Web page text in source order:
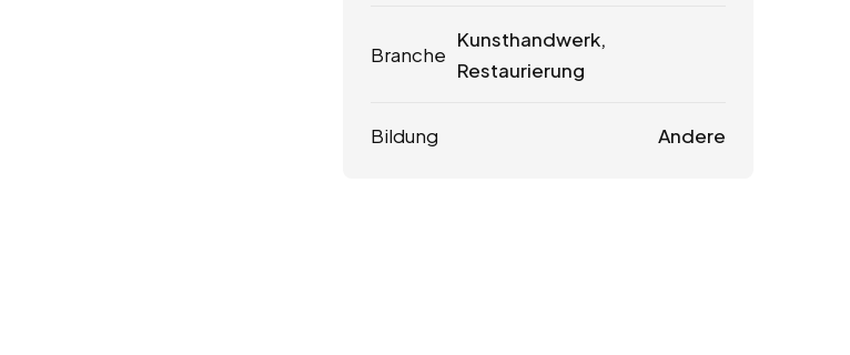
Branche
Kunsthandwerk,
Restaurierung
Bildung Andere